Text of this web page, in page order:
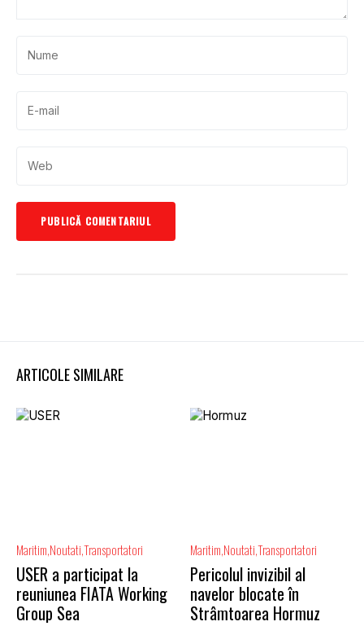
ARTICOLE SIMILARE
Maritim NoutatiTransportatori
USER a participat la
reuniunea FIATA Working
Group Sea
Maritim NoutatiTransportatori
Pericolul invizibil al
navelor blocate în
Strâmtoarea Hormuz